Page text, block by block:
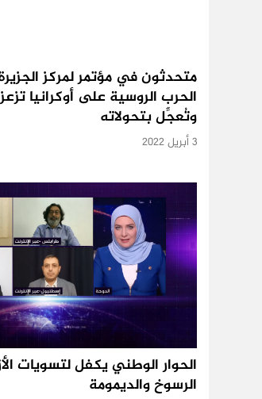
متحدثون في مؤتمر لمركز
الحرب الروسية على أوكرانيا
وتُعجِّل بتحولاته
3 أبريل 2022
الحوار الوطني يكفل لتسويات
الرسوخ والديمومة